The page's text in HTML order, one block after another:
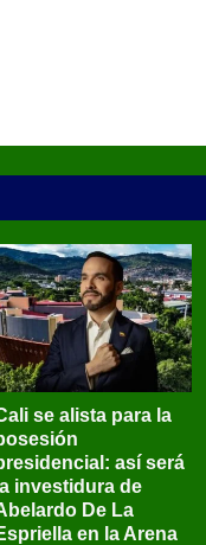
se alista para la
así será
la investidura de
De La
en la Arena